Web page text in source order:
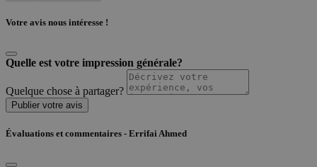
Votre avis nous intéresse !
Quelle est votre impression générale?
Quelque chose à partager?
Publier votre avis
Évaluations et commentaires - Errifai Ahmed